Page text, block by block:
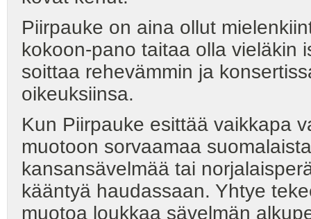
Piirpauke on aina ollut
kokoon-pano taitaa olla vieläkin
soittaa rehevämmin ja
oikeuksiinsa.
Kun Piirpauke esittää vaikkapa
muotoon sorvaamaa
kansansävelmää tai
kääntyä haudassaan. Yhtye
muotoa loukkaa sävelmän